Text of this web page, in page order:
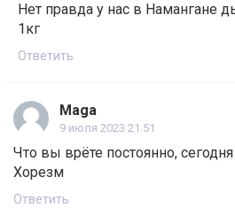
Нет правда у нас в Намангане
1кг
Ответить
Maga
9 июля 2023 21:51
Что вы врёте постоянно,
Хорезм
Ответить